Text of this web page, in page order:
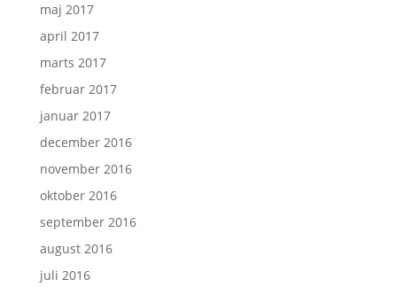
maj 2017
april 2017
marts 2017
februar 2017
januar 2017
december 2016
november 2016
oktober 2016
september 2016
august 2016
juli 2016